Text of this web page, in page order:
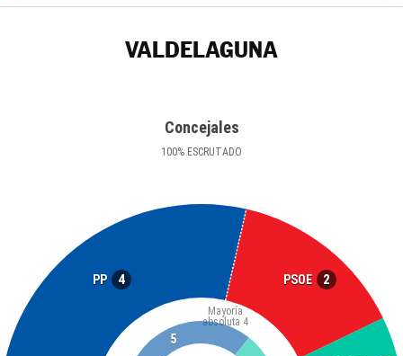
VALDELAGUNA
Concejales
100% ESCRUTADO
PP 4 PSOE 2
Mayoría
absoluta 4
5